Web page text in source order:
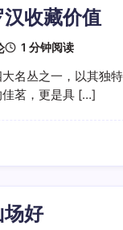
收藏价值
1 分钟阅读
名丛之一，以其独
茗，更是具 […]
场好